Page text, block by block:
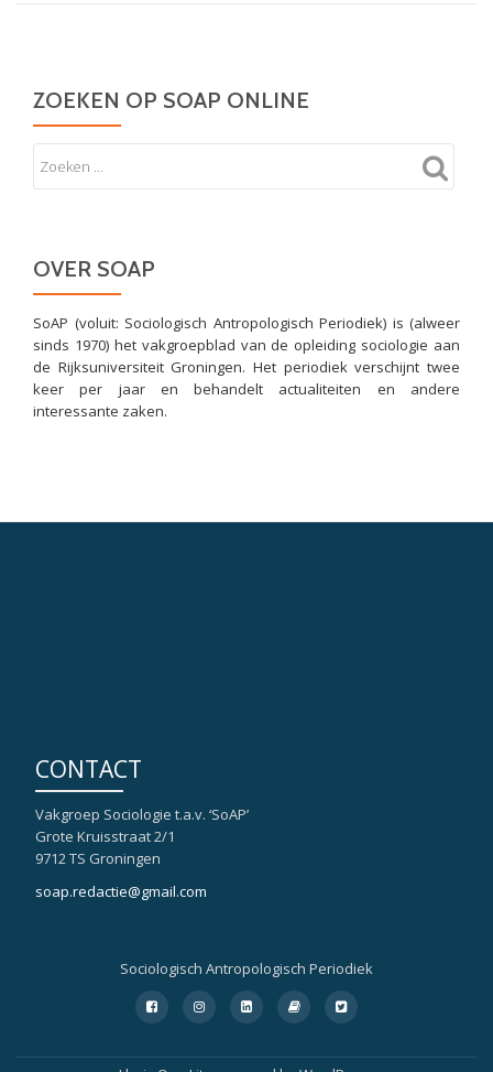
ZOEKEN OP SOAP ONLINE
OVER SOAP
SoAP (voluit: Sociologisch Antropologisch Periodiek) is (alweer
sinds 1970) het vakgroepblad van de opleiding sociologie aan
de Rijksuniversiteit Groningen. Het periodiek verschijnt twee
keer per jaar en behandelt actualiteiten en andere
interessante zaken.
CONTACT
Vakgroep Sociologie t.a.v. ‘SoAP’
Grote Kruisstraat 2/1
9712 TS Groningen
soap.redactie@gmail.com
Sociologisch Antropologisch Periodiek
Secondair
Menu
fa-
facebook-
fa-
instagram
fa-
linkedin-
fa-
book
fa-
twitter-